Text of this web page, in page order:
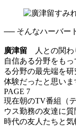
── そんなハーバー
廣津留 人との関わ
自信ある分野をも
る分野の最先端を
体験だったと思いま
PAGE 7
現在朝のTV番組（
ウス勤務の友達に
時代の友人たちと